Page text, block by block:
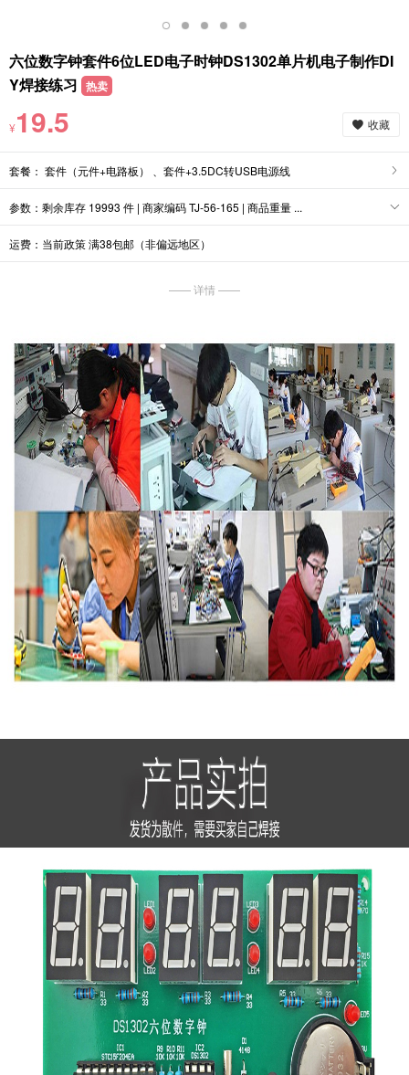
六位数字钟套件6位LED电子时钟DS1302单片机电子制作DI
Y焊接练习 热卖
¥19.5 收藏
套餐： 套件（元件+电路板） 、套件+3.5DC转USB电源线
参数：剩余库存 19993 件 | 商家编码 TJ-56-165 | 商品重量 ...
运费：当前政策 满38包邮（非偏远地区）
—— 详情 ——